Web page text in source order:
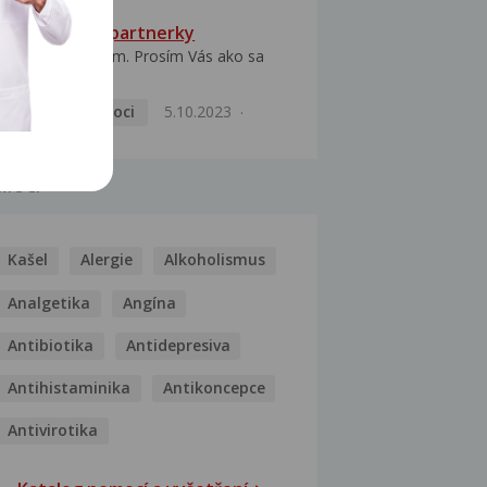
HPV typ 52 u partnerky
Dobrý deň prajem. Prosím Vás ako sa
Pohlavní nemoci
5.10.2023
Kašel Alergie Alkoholismus
Analgetika Angína
Antibiotika Antidepresiva
Antihistaminika Antikoncepce
Antivirotika